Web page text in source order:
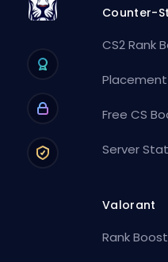
Counter-
CS2 Rank
Placement
Free CS
Server
Valorant
Rank Boost